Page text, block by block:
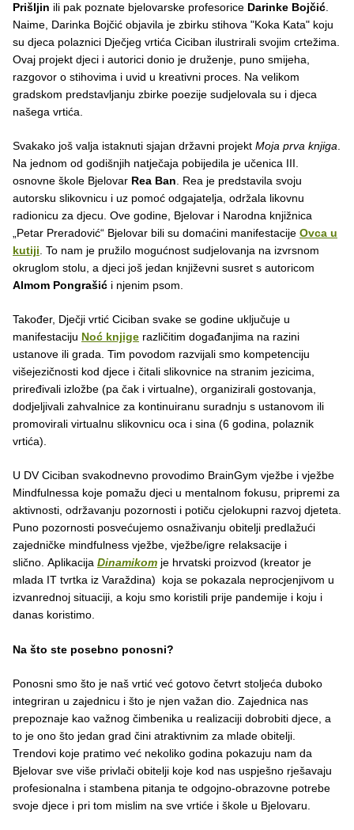
Prišljin ili pak poznate bjelovarske profesorice Darinke Bojčić
Naime, Darinka Bojčić objavila je zbirku stihova "Koka Kata" koju
su djeca polaznici Dječjeg vrtića Ciciban ilustrirali svojim crtežima.
Ovaj projekt djeci i autorici donio je druženje, puno smijeha,
razgovor o stihovima i uvid u kreativni proces. Na velikom
gradskom predstavljanju zbirke poezije sudjelovala su i djeca
našega vrtića.
Svakako još valja istaknuti sjajan državni projekt Moja prva knjiga
Na jednom od godišnjih natječaja pobijedila je učenica III.
osnovne škole Bjelovar Rea Ban . Rea je predstavila svoju
autorsku slikovnicu i uz pomoć odgajatelja, održala likovnu
radionicu za djecu. Ove godine, Bjelovar i Narodna knjižnica
„Petar Preradović“ Bjelovar bili su domaćini manifestacije Ovca u
kutiji . To nam je pružilo mogućnost sudjelovanja na izvrsnom
okruglom stolu, a djeci još jedan književni susret s autoricom
Almom Pongrašić i njenim psom.
Također, Dječji vrtić Ciciban svake se godine uključuje u
manifestaciju Noć knjige različitim događanjima na razini
ustanove ili grada. Tim povodom razvijali smo kompetenciju
višejezičnosti kod djece i čitali slikovnice na stranim jezicima,
priređivali izložbe (pa čak i virtualne), organizirali gostovanja,
dodjeljivali zahvalnice za kontinuiranu suradnju s ustanovom ili
promovirali virtualnu slikovnicu oca i sina (6 godina, polaznik
vrtića).
U DV Ciciban svakodnevno provodimo BrainGym vježbe i vježbe
Mindfulnessa koje pomažu djeci u mentalnom fokusu, pripremi za
aktivnosti, održavanju pozornosti i potiču cjelokupni razvoj djeteta.
Puno pozornosti posvećujemo osnaživanju obitelji predlažući
zajedničke mindfulness vježbe, vježbe/igre relaksacije i
slično. Aplikacija Dinamikom je hrvatski proizvod (kreator je
mlada IT tvrtka iz Varaždina) koja se pokazala neprocjenjivom u
izvanrednoj situaciji, a koju smo koristili prije pandemije i koju i
danas koristimo.
Na što ste posebno ponosni?
Ponosni smo što je naš vrtić već gotovo četvrt stoljeća duboko
integriran u zajednicu i što je njen važan dio. Zajednica nas
prepoznaje kao važnog čimbenika u realizaciji dobrobiti djece, a
to je ono što jedan grad čini atraktivnim za mlade obitelji.
Trendovi koje pratimo već nekoliko godina pokazuju nam da
Bjelovar sve više privlači obitelji koje kod nas uspješno rješavaju
profesionalna i stambena pitanja te odgojno-obrazovne potrebe
svoje djece i pri tom mislim na sve vrtiće i škole u Bjelovaru.